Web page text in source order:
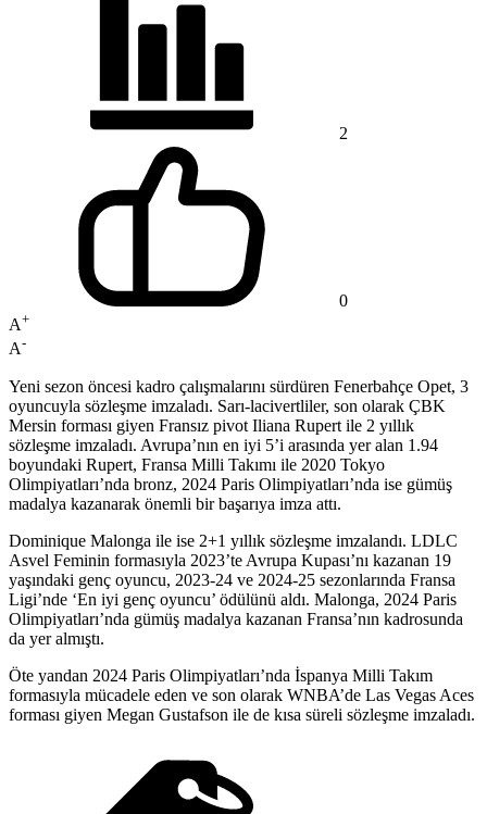
2
0
A+
A-
Yeni sezon öncesi kadro çalışmalarını sürdüren Fenerbahçe Opet, 3
oyuncuyla sözleşme imzaladı. Sarı-lacivertliler, son olarak ÇBK
Mersin forması giyen Fransız pivot Iliana Rupert ile 2 yıllık
sözleşme imzaladı. Avrupa’nın en iyi 5’i arasında yer alan 1.94
boyundaki Rupert, Fransa Milli Takımı ile 2020 Tokyo
Olimpiyatları’nda bronz, 2024 Paris Olimpiyatları’nda ise gümüş
madalya kazanarak önemli bir başarıya imza attı.
Dominique Malonga ile ise 2+1 yıllık sözleşme imzalandı. LDLC
Asvel Feminin formasıyla 2023’te Avrupa Kupası’nı kazanan 19
yaşındaki genç oyuncu, 2023-24 ve 2024-25 sezonlarında Fransa
Ligi’nde ‘En iyi genç oyuncu’ ödülünü aldı. Malonga, 2024 Paris
Olimpiyatları’nda gümüş madalya kazanan Fransa’nın kadrosunda
da yer almıştı.
Öte yandan 2024 Paris Olimpiyatları’nda İspanya Milli Takım
formasıyla mücadele eden ve son olarak WNBA’de Las Vegas Aces
forması giyen Megan Gustafson ile de kısa süreli sözleşme imzaladı.